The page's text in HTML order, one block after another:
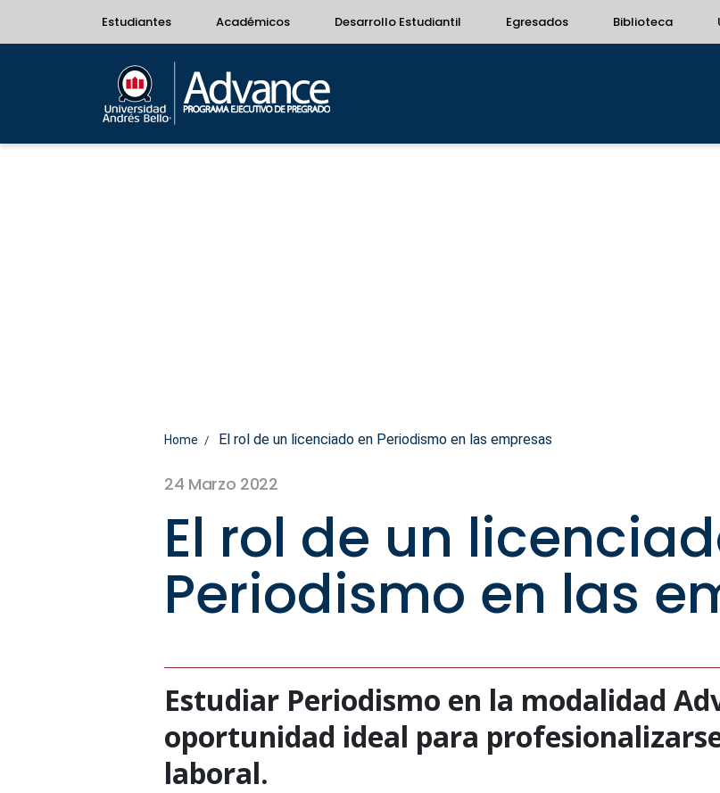
Estudiantes Académicos Desarrollo Estudiantil Egresados Biblioteca
Home El rol de un licenciado en Periodismo en las empresas
24 Marzo 2022
El rol de un
Periodismo en las
Estudiar Periodismo en la modalidad
oportunidad ideal para
laboral.